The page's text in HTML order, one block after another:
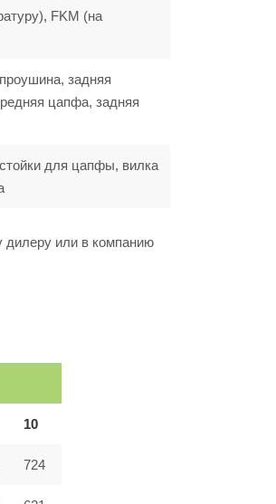
FKM (на
задняя
цапфа, задняя
для цапфы, вилка
дилеру или в компанию
10
724